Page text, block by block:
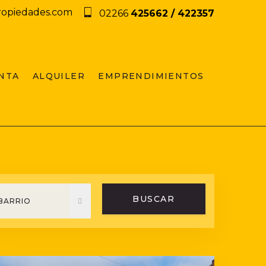
02266 425662 / 422357
ALQUILER EMPRENDIMIENTOS
BUSCAR